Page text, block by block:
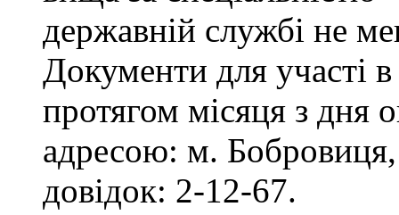
державній службі не
Документи для участі
протягом місяця з дня
адресою: м.
довідок: 2-12-67.